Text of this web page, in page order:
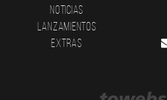
Noticias
Lanzamientos
Extras